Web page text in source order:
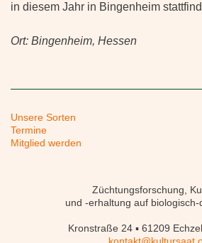
in diesem Jahr in Bingenheim
Ort: Bingenheim, Hessen
Unsere Sorten
Termine
Mitglied werden
Züchtungsforschung,
und -erhaltung auf
Kronstraße 24 ▪ 61209